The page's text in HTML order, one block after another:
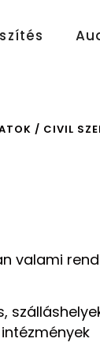
/ CIVIL
valami